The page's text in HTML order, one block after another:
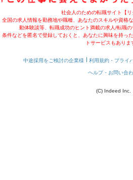
社会人のための転職サイト【リ
全国の求人情報を勤務地や職種、あなたのスキルや資格
動体験談等、転職成功のヒント満載の求人/転職
条件などを匿名で登録しておくと、あなたに興味を持っ
トサービスもありま
中途採用をご検討の企業様 利用規約・プライ
ヘルプ・お問い合
(C) Indeed Inc.